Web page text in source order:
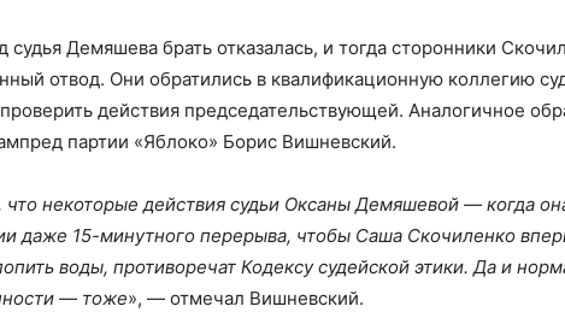
судья Демяшева брать отказалась, и тогда сторонники
отвод. Они обратились в квалификационную коллегию
действия председательствующей. Аналогичное
партии «Яблоко» Борис Вишневский.
некоторые действия судьи Оксаны Демяшевой — когда
даже 15-минутного перерыва, чтобы Саша Скочиленко
воды, противоречат Кодексу судейской этики. Да и
— тоже», — отмечал Вишневский.